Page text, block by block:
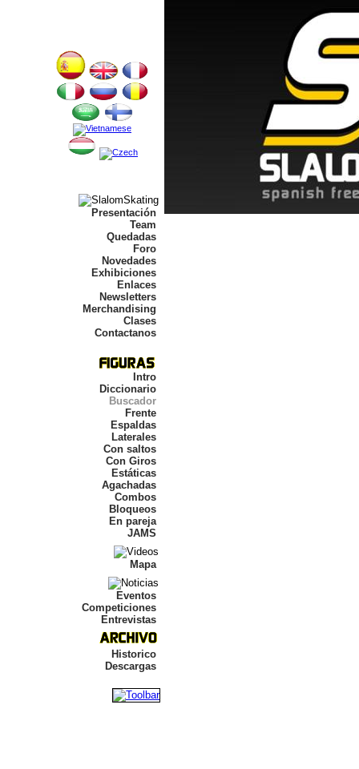
Presentación
Team
Quedadas
Foro
Novedades
Exhibiciones
Enlaces
Newsletters
Merchandising
Clases
Contactanos
Intro
Diccionario
Buscador
Frente
Espaldas
Laterales
Con saltos
Con Giros
Estáticas
Agachadas
Combos
Bloqueos
En pareja
JAMS
Mapa
Eventos
Competiciones
Entrevistas
Historico
Descargas